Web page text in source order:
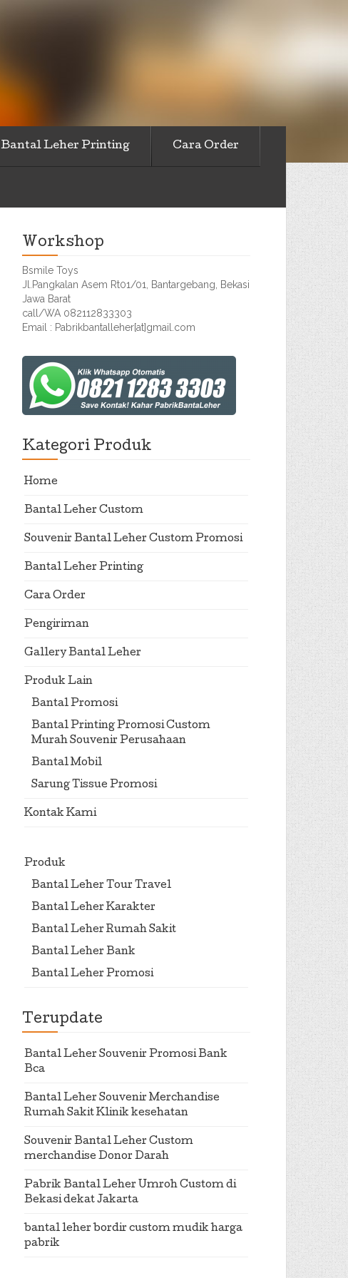
Bantal Leher Printing Cara Order
Workshop
Bsmile Toys
Jl.Pangkalan Asem Rt01/01, Bantargebang, Bekasi
Jawa Barat
call/WA 082112833303
Email : Pabrikbantalleher[at]gmail.com
Kategori Produk
Home
Bantal Leher Custom
Souvenir Bantal Leher Custom Promosi
Bantal Leher Printing
Cara Order
Pengiriman
Gallery Bantal Leher
Produk Lain
Bantal Promosi
Bantal Printing Promosi Custom
Murah Souvenir Perusahaan
Bantal Mobil
Sarung Tissue Promosi
Kontak Kami
Produk
Bantal Leher Tour Travel
Bantal Leher Karakter
Bantal Leher Rumah Sakit
Bantal Leher Bank
Bantal Leher Promosi
Terupdate
Bantal Leher Souvenir Promosi Bank
Bca
Bantal Leher Souvenir Merchandise
Rumah Sakit Klinik kesehatan
Souvenir Bantal Leher Custom
merchandise Donor Darah
Pabrik Bantal Leher Umroh Custom di
Bekasi dekat Jakarta
bantal leher bordir custom mudik harga
pabrik